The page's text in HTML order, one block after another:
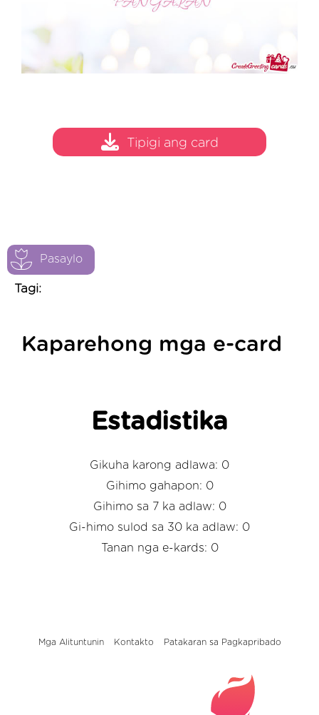
Pasaylo
Tagi:
Tipigi ang card
Kaparehong mga e-card
Estadistika
Gikuha karong adlawa: 0
Gihimo gahapon: 0
Gihimo sa 7 ka adlaw: 0
Gi-himo sulod sa 30 ka adlaw: 0
Tanan nga e-kards: 0
Mga Alituntunin Kontakto Patakaran sa Pagkapribado